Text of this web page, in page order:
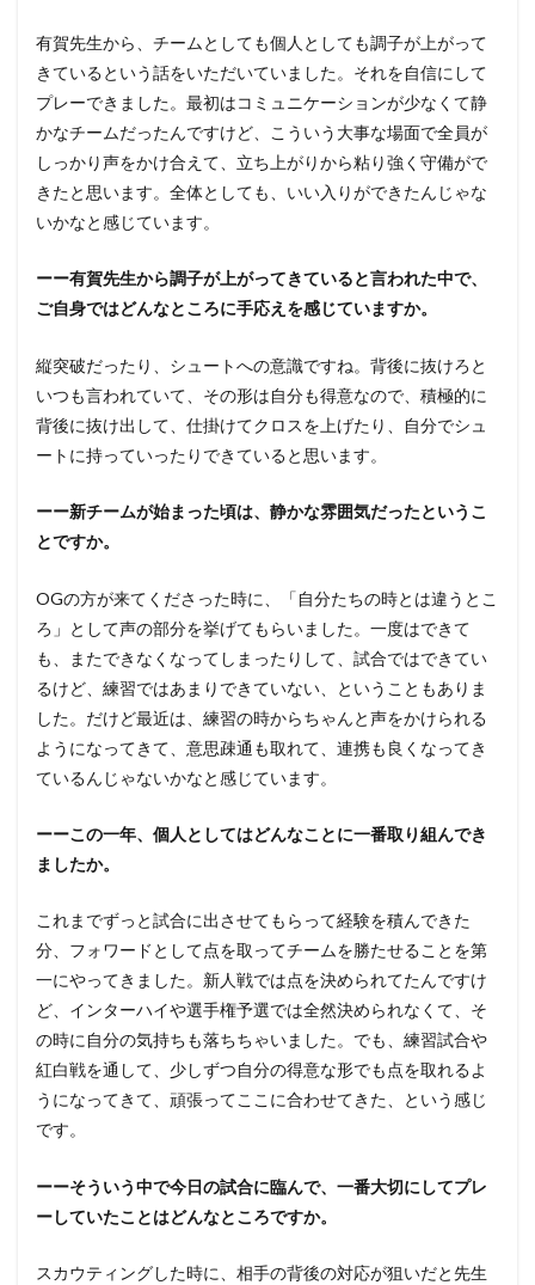
有賀先生から、チームとしても個人としても調子が上がって
きているという話をいただいていました。それを自信にして
プレーできました。最初はコミュニケーションが少なくて静
かなチームだったんですけど、こういう大事な場面で全員が
しっかり声をかけ合えて、立ち上がりから粘り強く守備がで
きたと思います。全体としても、いい入りができたんじゃな
いかなと感じています。
ーー有賀先生から調子が上がってきていると言われた中で、
ご自身ではどんなところに手応えを感じていますか。
縦突破だったり、シュートへの意識ですね。背後に抜けろと
いつも言われていて、その形は自分も得意なので、積極的に
背後に抜け出して、仕掛けてクロスを上げたり、自分でシュ
ートに持っていったりできていると思います。
ーー新チームが始まった頃は、静かな雰囲気だったというこ
とですか。
OGの方が来てくださった時に、「自分たちの時とは違うとこ
ろ」として声の部分を挙げてもらいました。一度はできて
も、またできなくなってしまったりして、試合ではできてい
るけど、練習ではあまりできていない、ということもありま
した。だけど最近は、練習の時からちゃんと声をかけられる
ようになってきて、意思疎通も取れて、連携も良くなってき
ているんじゃないかなと感じています。
ーーこの一年、個人としてはどんなことに一番取り組んでき
ましたか。
これまでずっと試合に出させてもらって経験を積んできた
分、フォワードとして点を取ってチームを勝たせることを第
一にやってきました。新人戦では点を決められてたんですけ
ど、インターハイや選手権予選では全然決められなくて、そ
の時に自分の気持ちも落ちちゃいました。でも、練習試合や
紅白戦を通して、少しずつ自分の得意な形でも点を取れるよ
うになってきて、頑張ってここに合わせてきた、という感じ
です。
ーーそういう中で今日の試合に臨んで、一番大切にしてプレ
ーしていたことはどんなところですか。
スカウティングした時に、相手の背後の対応が狙いだと先生